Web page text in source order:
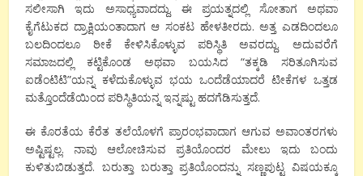
ಸಲೀಸಾಗಿ ಇದು ಅಸಾಧ್ಯವಾದದ್ದು. ಈ ಪ್ರಯತ್ನದಲ್ಲಿ ಸೋತಾಗ ಅಥವಾ
ಕೈಗೆಟುಕದ ದ್ರಾಕ್ಷಿಯಂತಾದಾಗ ಆ ಸಂಕಟ ಹೇಳತೀರದು. ಅತ್ತ ಎಡದಿಂದಲೂ
ಬಲದಿಂದಲೂ ಠೀಕೆ ಕೇಳಿಸಿಕೊಳ್ಳುವ ಪರಿಸ್ಥಿತಿ ಅವರದ್ದು. ಅದುವರೆಗೆ
ಸಮಾಜದಲ್ಲಿ ಕಟ್ಟಿಕೊಂಡ ಅಥವಾ ಬಯಸಿದ “ತಕ್ಕಡಿ ಸರಿತೂಗಿಸುವ
ಐಡೆಂಟಿಟಿ”ಯನ್ನ ಕಳೆದುಕೊಳ್ಳುವ ಭಯ ಒಂದೆಡೆಯಾದರೆ ಟೀಕೆಗಳ ಒತ್ತಡ
ಮತ್ತೊಂದೆಡೆಯಿಂದ ಪರಿಸ್ಥಿತಿಯನ್ನ ಇನ್ನಷ್ಟು ಹದಗೆಡಿಸುತ್ತದೆ.
ಈ ಕೊರತೆಯ ಕೆರೆತ ತಲೆಯೊಳಗೆ ಪ್ರಾರಂಭವಾದಾಗ ಆಗುವ ಅವಾಂತರಗಳು
ಅಷ್ಟಿಷ್ಟಲ್ಲ. ನಾವು ಆಲೋಚಿಸುವ ಪ್ರತಿಯೊಂದರ ಮೇಲು ಇದು ಬಂದು
ಕುಳಿತುಬಿಡುತ್ತದೆ. ಬರುತ್ತಾ ಬರುತ್ತಾ ಪ್ರತಿಯೊಂದನ್ನು ಸಣ್ಣಪುಟ್ಟ ವಿಷಯಕ್ಕೂ